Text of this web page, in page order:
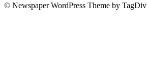
© Newspaper WordPress Theme by TagDiv